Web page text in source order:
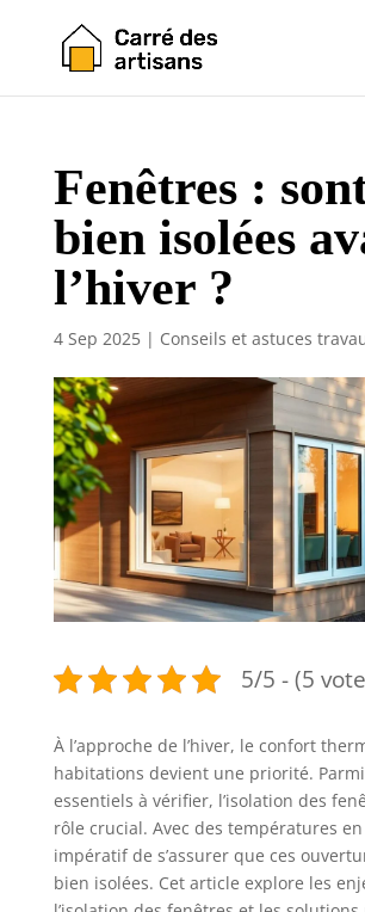
Fenêtres :
bien isolées
l’hiver ?
4 Sep 2025| Conseils et astuces
5/5 - (5
À l’approche de l’hiver, le confort
habitations devient une priorité.
essentiels à vérifier, l’isolation des
rôle crucial. Avec des températures
impératif de s’assurer que ces
bien isolées. Cet article explore les